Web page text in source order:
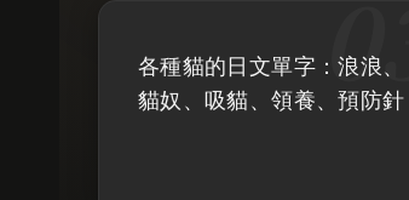
各種貓的日文單字：浪浪、
貓奴、吸貓、領養、預防針